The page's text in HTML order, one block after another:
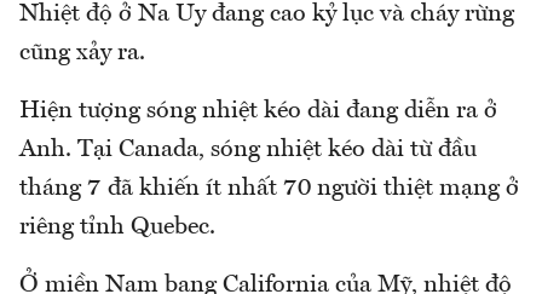
Nhiệt độ ở Na Uy đang cao kỷ lục và cháy rừng
cũng xảy ra.
Hiện tượng sóng nhiệt kéo dài đang diễn ra ở
Anh. Tại Canada, sóng nhiệt kéo dài từ đầu
tháng 7 đã khiến ít nhất 70 người thiệt mạng ở
riêng tỉnh Quebec.
Ở miền Nam bang California của Mỹ, nhiệt độ